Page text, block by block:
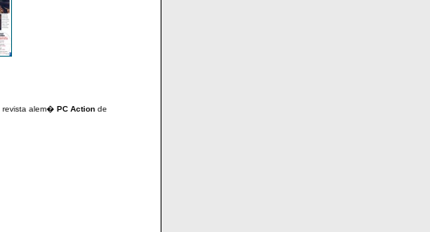
revista alem� PC Actionde